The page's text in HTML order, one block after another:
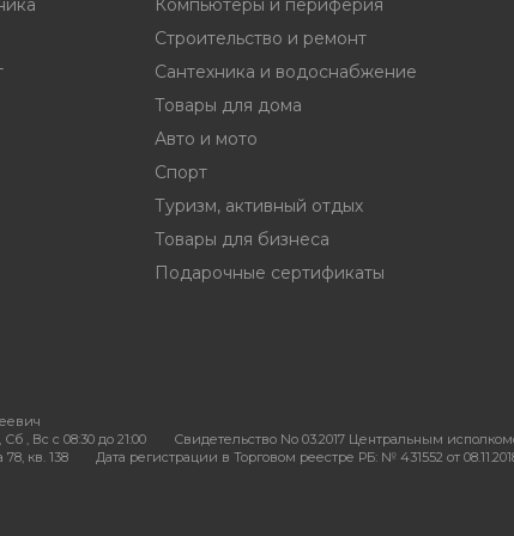
Компьютеры и периферия
Строительство и ремонт
Сантехника и водоснабжение
Товары для дома
Авто и мото
Спорт
Туризм, активный отдых
Товары для бизнеса
Подарочные сертификаты
, Вс c 08:30 до 21:00 Свидетельство No 03.2017 Центральным
кв. 138
Дата регистрации в Торговом реестре РБ: № 431552 от